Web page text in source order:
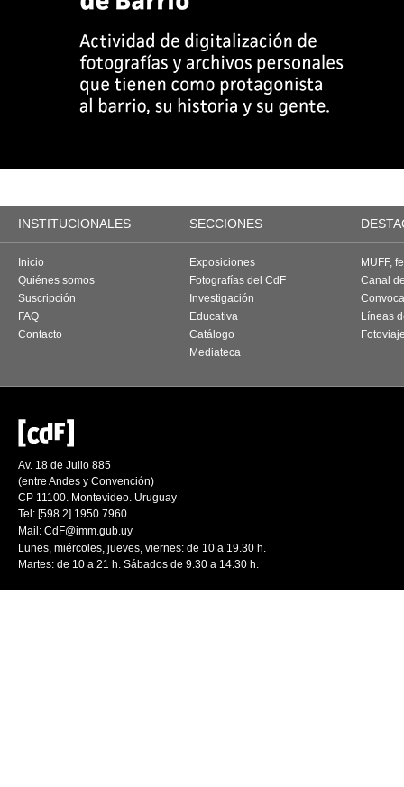
INSTITUCIONALES SECCIONES
Inicio
Quiénes somos
Suscripción
FAQ
Contacto
Exposiciones
Fotografías del CdF
Investigación
Educativa
Catálogo
Mediateca
MUFF,
Canal
Líneas
Av. 18 de Julio 885
(entre Andes y Convención)
CP 11100. Montevideo. Uruguay
Tel: [598 2] 1950 7960
Mail: CdF@imm.gub.uy
Lunes, miércoles, jueves, viernes: de 10 a 19.30 h.
Martes: de 10 a 21 h. Sábados de 9.30 a 14.30 h.